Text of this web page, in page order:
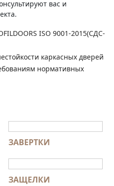
вас и
ISO 9001-2015(СДС-
каркасных дверей
нормативных
ЗАВЕРТКИ
ЗАЩЕЛКИ